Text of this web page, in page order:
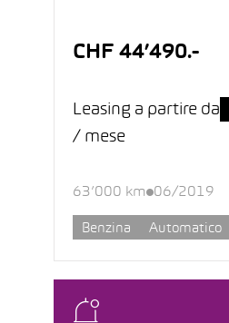
CHF 44’490.-
Leasing a partire da
/ mese
63’000 km 06/2019
Benzina Automatico